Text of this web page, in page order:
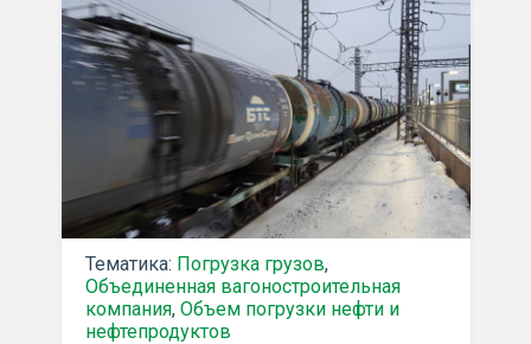
Тематика: Погрузка грузов,
Объединенная вагоностроительная
компания, Объем погрузки нефти и
нефтепродуктов